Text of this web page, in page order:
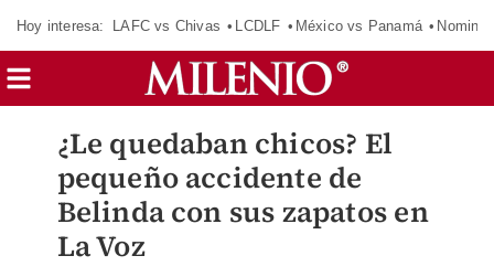
Hoy interesa: LAFC vs Chivas LCDLF México vs Panamá
¿Le quedaban chicos? El
pequeño accidente de
Belinda con sus zapatos en
La Voz